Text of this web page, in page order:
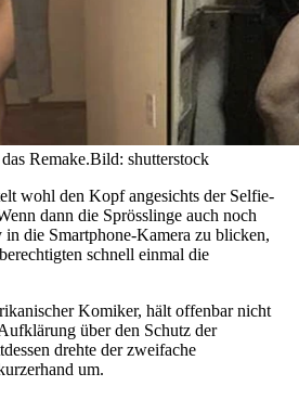
Remake.Bild: shutterstock
wohl den Kopf angesichts der Selfie-
dann die Sprösslinge auch noch
in die Smartphone-Kamera zu blicken,
schnell einmal die
Komiker, hält offenbar nicht
über den Schutz der
drehte der zweifache
um.